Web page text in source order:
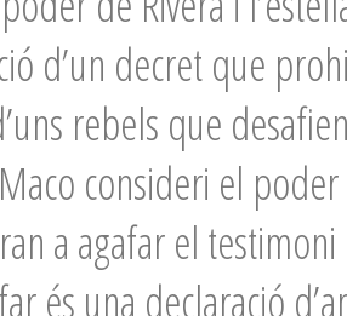
d’un decret que
rebels que
consideri el
a agafar el
és una declaració